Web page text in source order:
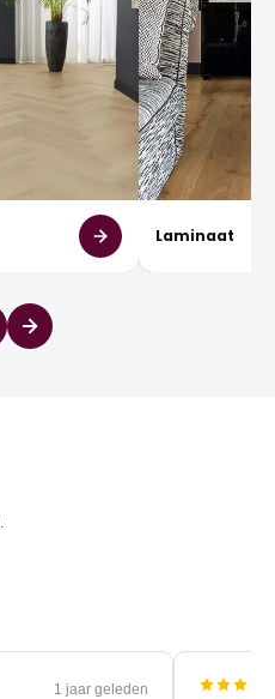
Laminaat
1 jaar geleden